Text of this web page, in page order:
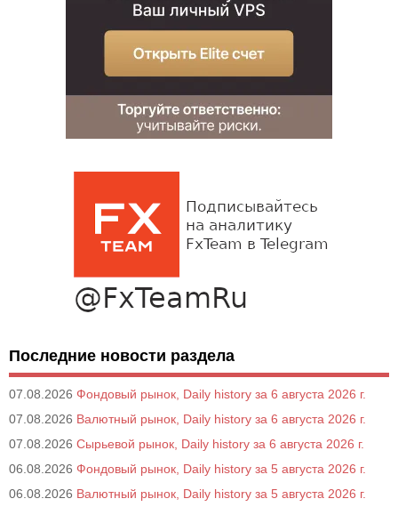
Последние новости раздела
07.08.2026 Фондовый рынок, Daily history за 6 августа 2026 г.
07.08.2026 Валютный рынок, Daily history за 6 августа 2026 г.
07.08.2026 Сырьевой рынок, Daily history за 6 августа 2026 г.
06.08.2026 Фондовый рынок, Daily history за 5 августа 2026 г.
06.08.2026 Валютный рынок, Daily history за 5 августа 2026 г.